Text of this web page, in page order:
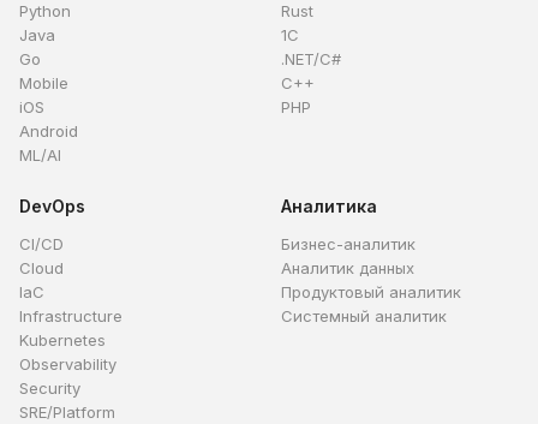
Python
Java
Go
Mobile
iOS
Android
ML/AI
Rust
1C
.NET/C#
C++
PHP
DevOps
CI/CD
Cloud
IaC
Infrastructure
Kubernetes
Observability
Security
SRE/Platform
Аналитика
Бизнес-аналитик
Аналитик данных
Продуктовый аналитик
Системный аналитик